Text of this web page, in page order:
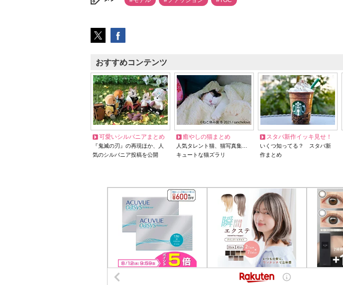
おすすめコンテンツ
可愛いシルバニアまとめ
『鬼滅の刃』の再現ほか、人
気のシルバニア投稿を公開
癒やしの猫まとめ
人気タレント猫、猫写真集…
キュートな猫ズラリ
スタバ新作イッキ見せ！
いくつ知ってる？ スタバ新
作まとめ